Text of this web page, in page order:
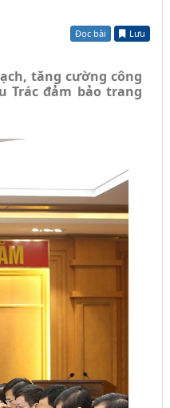
Đọc bài Lưu
tăng cường công
Trác đảm bảo trang